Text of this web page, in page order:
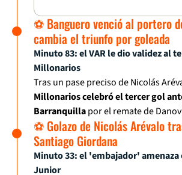
⚽ Banguero venció al portero
cambia el triunfo por goleada
Minuto 83: el VAR le dio validez al
Millonarios
Tras un pase preciso de Nicolás
Millonarios celebró el tercer gol
Barranquillapor el remate de
⚽ Golazo de Nicolás Arévalo
Santiago Giordana
Minuto 33: el 'embajador'
Junior